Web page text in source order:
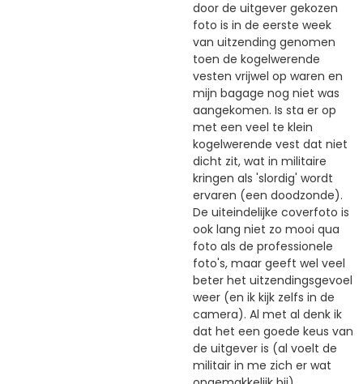
door de uitgever gekozen
foto is in de eerste week
van uitzending genomen
toen de kogelwerende
vesten vrijwel op waren en
mijn bagage nog niet was
aangekomen. Is sta er op
met een veel te klein
kogelwerende vest dat niet
dicht zit, wat in militaire
kringen als 'slordig' wordt
ervaren (een doodzonde).
De uiteindelijke coverfoto is
ook lang niet zo mooi qua
foto als de professionele
foto's, maar geeft wel veel
beter het uitzendingsgevoel
weer (en ik kijk zelfs in de
camera). Al met al denk ik
dat het een goede keus van
de uitgever is (al voelt de
militair in me zich er wat